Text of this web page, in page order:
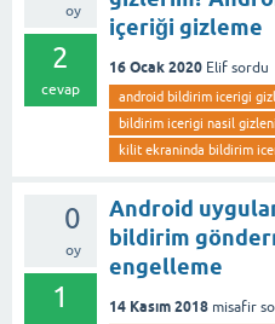
oy
2
cevap
içeriği gizleme
16 Ocak 2020 Elif sordu
android bildirim icerigi
bildirim icerigi nasil
kilit ekraninda bildirim
0
oy
1
Android
bildirim
engelleme
14 Kasım 2018 misafir